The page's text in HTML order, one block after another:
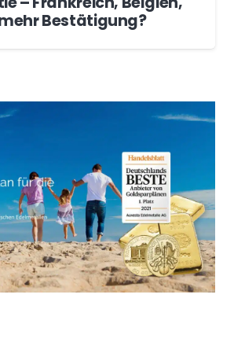
Bestätigung?